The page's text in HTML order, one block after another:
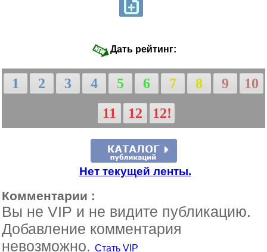
Дать рейтинг:
1 2 3 4 5 6 7 8 9
10
11
12 12!
Нет текущей ленты.
Комментарии :
Вы не VIP и не видите публикацию.
Добавление комментария
невозможно. Стать VIP